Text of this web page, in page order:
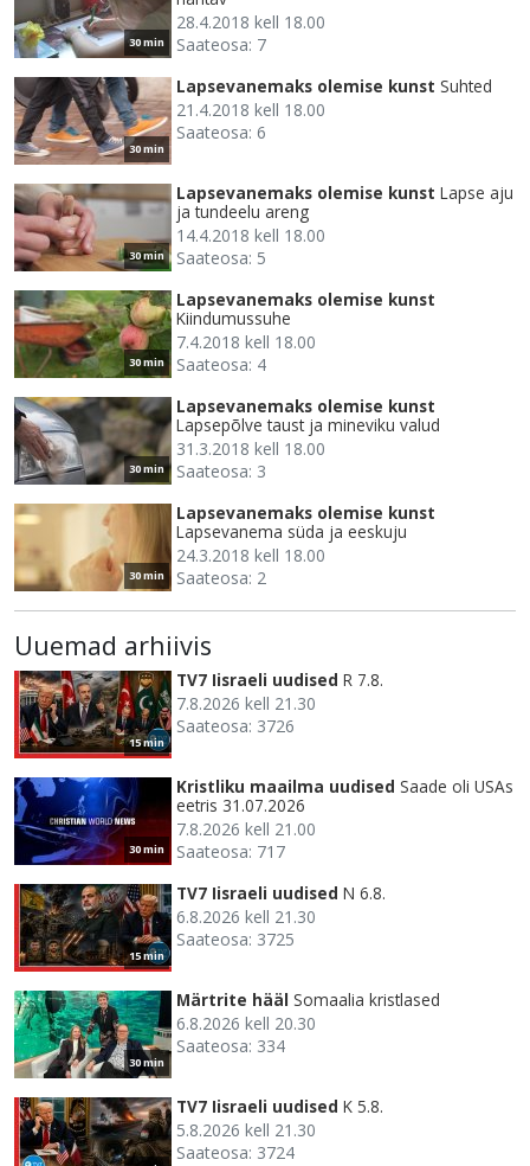
30 min
28.4.2018 kell 18.00
Saateosa: 7
30 min
Lapsevanemaks olemise kunst Suhted
21.4.2018 kell 18.00
Saateosa: 6
30 min
Lapsevanemaks olemise kunst Lapse aju
ja tundeelu areng
14.4.2018 kell 18.00
Saateosa: 5
30 min
Lapsevanemaks olemise kunst
Kiindumussuhe
7.4.2018 kell 18.00
Saateosa: 4
30 min
Lapsevanemaks olemise kunst
Lapsepõlve taust ja mineviku valud
31.3.2018 kell 18.00
Saateosa: 3
30 min
Lapsevanemaks olemise kunst
Lapsevanema süda ja eeskuju
24.3.2018 kell 18.00
Saateosa: 2
Uuemad arhiivis
15 min
TV7 Iisraeli uudised R 7.8.
7.8.2026 kell 21.30
Saateosa: 3726
30 min
Kristliku maailma uudised Saade oli USAs
eetris 31.07.2026
7.8.2026 kell 21.00
Saateosa: 717
15 min
TV7 Iisraeli uudised N 6.8.
6.8.2026 kell 21.30
Saateosa: 3725
30 min
Märtrite hääl Somaalia kristlased
6.8.2026 kell 20.30
Saateosa: 334
TV7 Iisraeli uudised K 5.8.
5.8.2026 kell 21.30
Saateosa: 3724